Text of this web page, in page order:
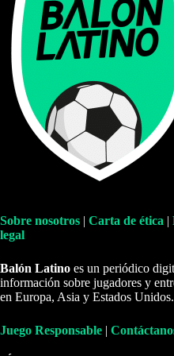
Sobre nosotros | Carta de ética |
legal
Balón Latino es un periódico
información sobre jugadores y
en Europa, Asia y Estados Unidos.
Juego Responsable |